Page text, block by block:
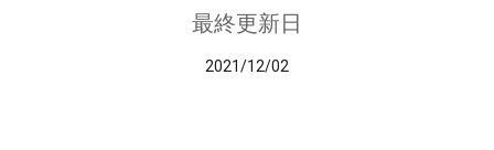
最終更新日
2021/12/02